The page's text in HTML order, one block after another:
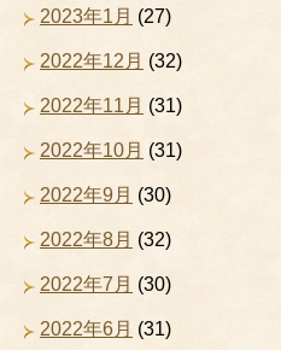
2023年1月 (27)
2022年12月 (32)
2022年11月 (31)
2022年10月 (31)
2022年9月 (30)
2022年8月 (32)
2022年7月 (30)
2022年6月 (31)